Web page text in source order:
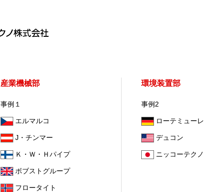
産業機械部
事例１
エルマルコ
J・チンマー
Ｋ・Ｗ・Ｈパイプ
ボブストグループ
フロータイト
環境装置部
事例2
ローテミューレ
デュコン
ニッコーテクノ